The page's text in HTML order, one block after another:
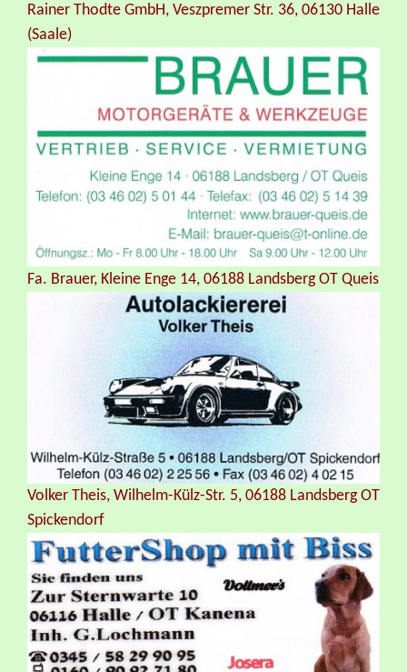
Rainer Thodte GmbH, Veszpremer Str. 36, 06130 Halle
(Saale)
Fa. Brauer, Kleine Enge 14, 06188 Landsberg OT Queis
Volker Theis, Wilhelm-Külz-Str. 5, 06188 Landsberg OT
Spickendorf